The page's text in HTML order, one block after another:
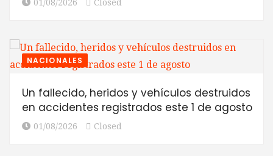
01/08/2026 Closed
NACIONALES
Un fallecido, heridos y vehículos destruidos
en accidentes registrados este 1 de agosto
01/08/2026 Closed